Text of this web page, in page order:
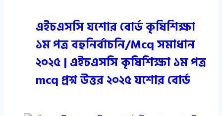
এইচএসসি যশোর বোর্ড কৃষিশিক্ষা
১ম পত্র বহুনির্বাচনি/Mcq সমাধান
২০২৫ | এইচএসসি কৃষিশিক্ষা ১ম পত্র
mcq প্রশ্ন উত্তর ২০২৫ যশোর বোর্ড